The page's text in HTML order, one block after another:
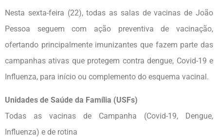
Nesta sexta-feira (22), todas as salas de vacinas de João
Pessoa seguem com ação preventiva de vacinação,
ofertando principalmente imunizantes que fazem parte das
campanhas ativas que protegem contra dengue, Covid-19 e
Influenza, para início ou complemento do esquema vacinal.
Unidades de Saúde da Família (USFs)
Todas as vacinas de Campanha (Covid-19, Dengue,
Influenza) e de rotina